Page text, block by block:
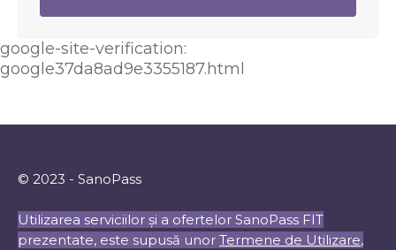
google-site-verification:
google37da8ad9e3355187.html
© 2023 - SanoPass
Utilizarea serviciilor și a ofertelor SanoPass FIT
prezentate, este supusă unor Termene de Utilizare,